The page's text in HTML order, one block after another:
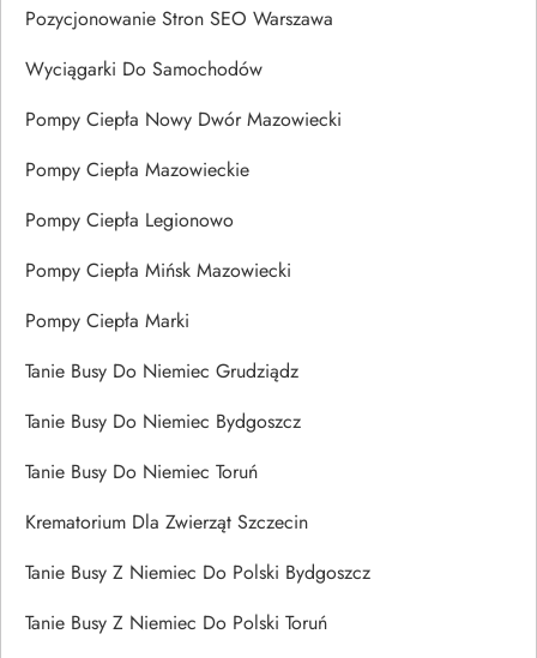
Pozycjonowanie Stron SEO Warszawa
Wyciągarki Do Samochodów
Pompy Ciepła Nowy Dwór Mazowiecki
Pompy Ciepła Mazowieckie
Pompy Ciepła Legionowo
Pompy Ciepła Mińsk Mazowiecki
Pompy Ciepła Marki
Tanie Busy Do Niemiec Grudziądz
Tanie Busy Do Niemiec Bydgoszcz
Tanie Busy Do Niemiec Toruń
Krematorium Dla Zwierząt Szczecin
Tanie Busy Z Niemiec Do Polski Bydgoszcz
Tanie Busy Z Niemiec Do Polski Toruń